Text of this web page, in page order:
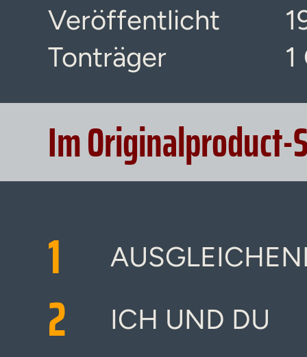
Veröffentlicht
Tonträger
1
Im
1
2 ICH UND DU